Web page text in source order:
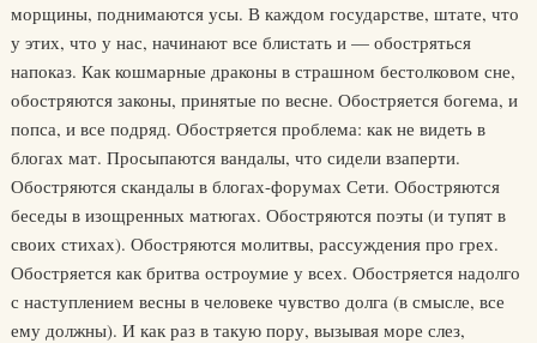
морщины, поднимаются усы. В каждом государстве, штате, что
у этих, что у нас, начинают все блистать и — обостряться
напоказ. Как кошмарные драконы в страшном бестолковом сне,
обостряются законы, принятые по весне. Обостряется богема, и
попса, и все подряд. Обостряется проблема: как не видеть в
блогах мат. Просыпаются вандалы, что сидели взаперти.
Обостряются скандалы в блогах-форумах Сети. Обостряются
беседы в изощренных матюгах. Обостряются поэты (и тупят в
своих стихах). Обостряются молитвы, рассуждения про грех.
Обостряется как бритва остроумие у всех. Обостряется надолго
с наступлением весны в человеке чувство долга (в смысле, все
ему должны). И как раз в такую пору, вызывая море слез,